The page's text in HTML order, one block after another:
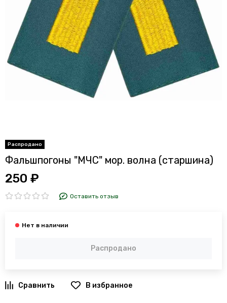
Фальшпогоны "МЧС" мор. волна (старшина)
250 ₽
Оставить отзыв
Распродано
В избранное